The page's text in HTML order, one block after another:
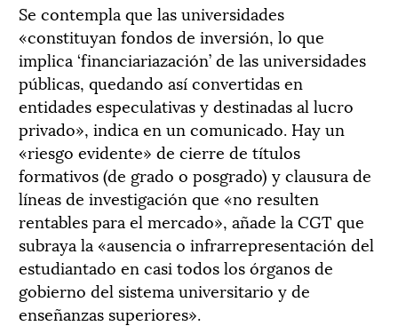
Se contempla que las universidades
«constituyan fondos de inversión, lo que
implica ‘financiariazación’ de las universidades
públicas, quedando así convertidas en
entidades especulativas y destinadas al lucro
privado», indica en un comunicado. Hay un
«riesgo evidente» de cierre de títulos
formativos (de grado o posgrado) y clausura de
líneas de investigación que «no resulten
rentables para el mercado», añade la CGT que
subraya la «ausencia o infrarrepresentación del
estudiantado en casi todos los órganos de
gobierno del sistema universitario y de
enseñanzas superiores».